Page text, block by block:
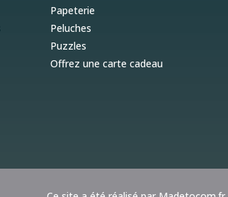
Papeterie
Peluches
Puzzles
Offrez une carte cadeau